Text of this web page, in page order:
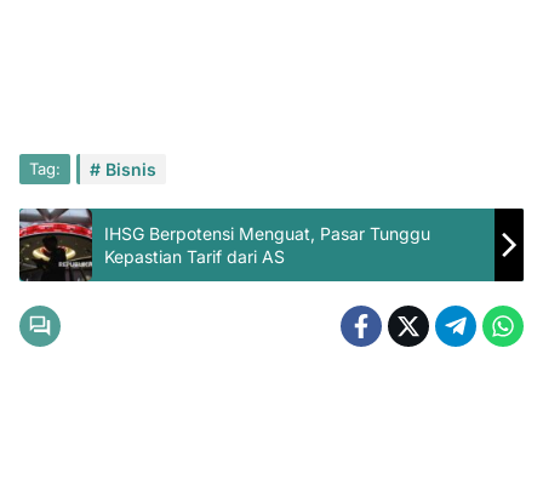
Tag: Bisnis
IHSG Berpotensi Menguat, Pasar Tunggu
Kepastian Tarif dari AS